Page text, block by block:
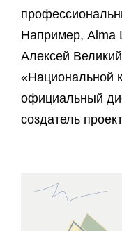
Например, Alma
Алексей
«Национальной
официальный
создатель